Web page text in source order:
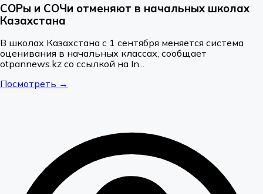
СОРы и СОЧи отменяют в начальных школах
Казахстана
В школах Казахстана с 1 сентября меняется система
оценивания в начальных классах, сообщает
otpannews.kz со ссылкой на In...
Посмотреть →